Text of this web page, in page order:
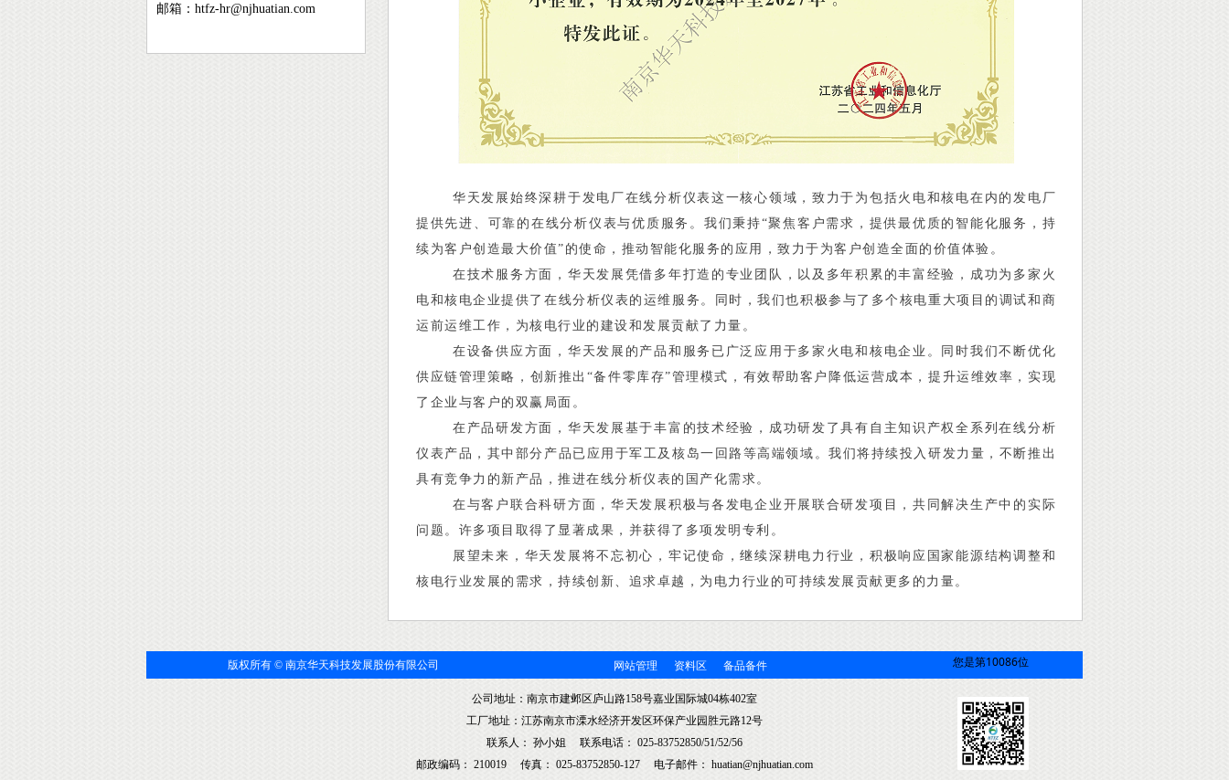
华天发展始终深耕于发电厂在线分析仪表这一核心领域，致力于为包括火电和核电在内的发电厂
提供先进、可靠的在线分析仪表与优质服务。我们秉持“聚焦客户需求，提供最优质的智能化服务，持
续为客户创造最大价值”的使命，推动智能化服务的应用，致力于为客户创造全面的价值体验。
在技术服务方面，华天发展凭借多年打造的专业团队，以及多年积累的丰富经验，成功为多家火
电和核电企业提供了在线分析仪表的运维服务。同时，我们也积极参与了多个核电重大项目的调试和商
运前运维工作，为核电行业的建设和发展贡献了力量。
在设备供应方面，华天发展的产品和服务已广泛应用于多家火电和核电企业。同时我们不断优化
供应链管理策略，创新推出“备件零库存”管理模式，有效帮助客户降低运营成本，提升运维效率，实现
了企业与客户的双赢局面。
在产品研发方面，华天发展基于丰富的技术经验，成功研发了具有自主知识产权全系列在线分析
仪表产品，其中部分产品已应用于军工及核岛一回路等高端领域。我们将持续投入研发力量，不断推出
具有竞争力的新产品，推进在线分析仪表的国产化需求。
在与客户联合科研方面，华天发展积极与各发电企业开展联合研发项目，共同解决生产中的实际
问题。许多项目取得了显著成果，并获得了多项发明专利。
展望未来，华天发展将不忘初心，牢记使命，继续深耕电力行业，积极响应国家能源结构调整和
核电行业发展的需求，持续创新、追求卓越，为电力行业的可持续发展贡献更多的力量。
邮箱： htfz-hr@njhuatian.com
版权所有 © 南京华天科技发展股份有限公司 网站管理 资料区 备品备件 您是第10086位
公司地址：南京市建邺区庐山路158号嘉业国际城04栋402室
工厂地址：江苏南京市溧水经济开发区环保产业园胜元路12号
联系人： 孙小姐 联系电话： 025-83752850/51/52/56
邮政编码： 210019 传真： 025-83752850-127 电子邮件： huatian@njhuatian.com